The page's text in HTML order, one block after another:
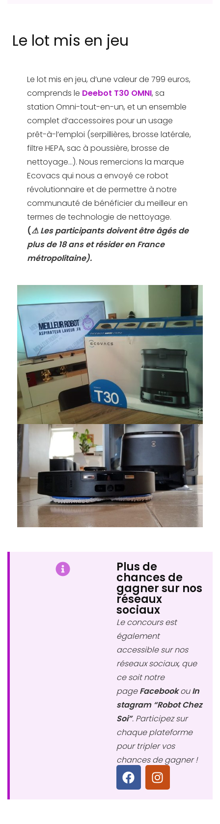
Le lot mis en jeu
Le lot mis en jeu, d’une valeur de 799 euros,
comprends le Deebot T30 OMNI, sa
station Omni-tout-en-un, et un ensemble
complet d’accessoires pour un usage
prêt-à-l’emploi (serpillières, brosse latérale,
filtre HEPA, sac à poussière, brosse de
nettoyage…). Nous remercions la marque
Ecovacs qui nous a envoyé ce robot
révolutionnaire et de permettre à notre
communauté de bénéficier du meilleur en
termes de technologie de nettoyage.
(⚠ Les participants doivent être âgés de
plus de 18 ans et résider en France
métropolitaine).
Plus de
chances de
gagner sur nos
réseaux
sociaux
Le concours est
également
accessible sur nos
réseaux sociaux, que
ce soit notre
pageFacebookouIn
stagram “Robot Chez
Soi”. Participez sur
chaque plateforme
pour tripler vos
chances de gagner !